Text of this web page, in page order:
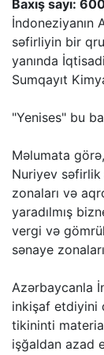
Baxış sayı:
İndoneziyanın
səfirliyin bir
yanında
Sumqayıt
"Yenises" bu
Məlumata
Nuriyev səfirlik
zonaları və
yaradılmış
vergi və
sənaye
Azərbaycanla
inkişaf etdiyini
tikininti
işğaldan azad